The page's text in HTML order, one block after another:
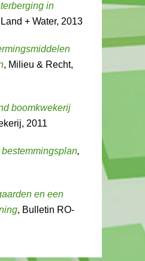
in
Land + Water, 2013
, Milieu & Recht,
boomkwekerij
2011
,
en een
, Bulletin RO-